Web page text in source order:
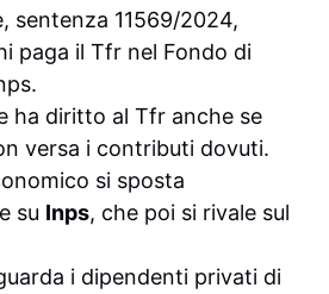
sentenza 11569/2024,
paga il Tfr nel Fondo di
ha diritto al Tfr anche se
versa i contributi dovuti.
si sposta
su Inps, che poi si rivale sul
i dipendenti privati di